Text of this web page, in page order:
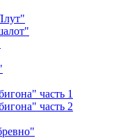
часть 1
часть 2